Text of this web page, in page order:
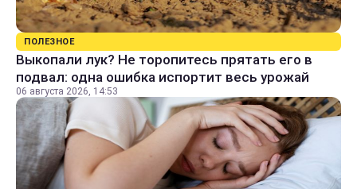
ПОЛЕЗНОЕ
Выкопали лук? Не торопитесь прятать его в
подвал: одна ошибка испортит весь урожай
06 августа 2026, 14:53